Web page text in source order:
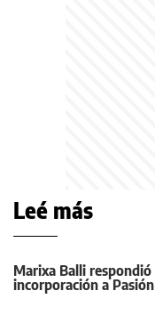
Leé más
Marixa Balli
incorporación a